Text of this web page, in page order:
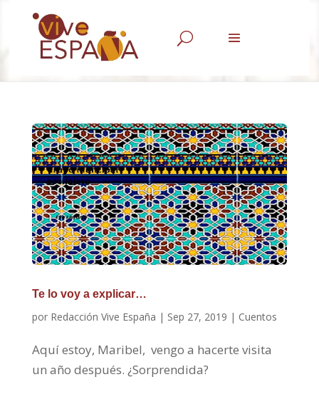
U
Te lo voy a explicar…
por Redacción Vive España | Sep 27, 2019 | Cuentos
Aquí estoy, Maribel, vengo a hacerte visita
un año después. ¿Sorprendida?